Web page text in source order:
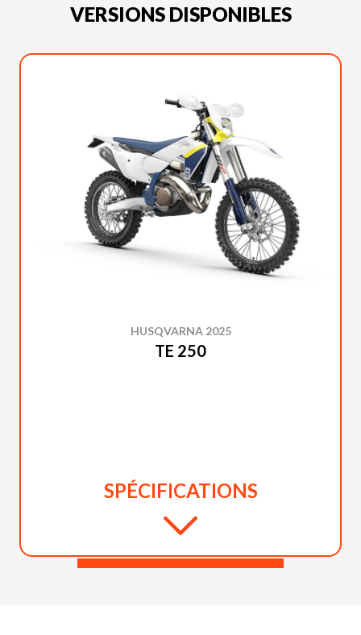
VERSIONS DISPONIBLES
HUSQVARNA 2025
TE 250
SPÉCIFICATIONS